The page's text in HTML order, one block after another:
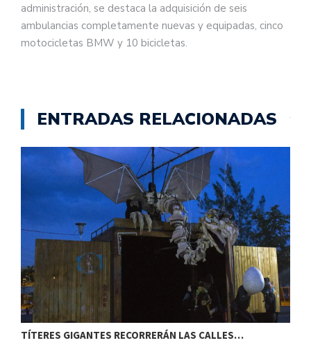
administración, se destaca la adquisición de seis
ambulancias completamente nuevas y equipadas, cinco
motocicletas BMW y 10 bicicletas.
ENTRADAS RELACIONADAS
TÍTERES GIGANTES RECORRERÁN LAS CALLES…